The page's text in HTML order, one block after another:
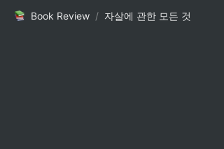
Book Review / 자살에 관한 모든 것